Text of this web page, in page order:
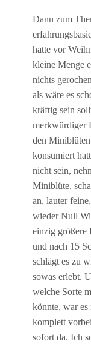
Dann zum
hatte vor
kleine Menge
nichts
als wäre es
kräftig sein
merkwürdiger
den
konsumiert
nicht sein,
Miniblüte,
an, lauter
wieder Null
einzig größere
und nach 15
schlägt es zu
sowas erlebt.
welche Sorte
könnte, war
komplett
sofort da. Ich